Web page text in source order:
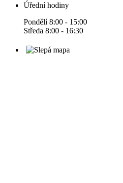
Úřední hodiny
Pondělí 8:00 - 15:00
Středa 8:00 - 16:30